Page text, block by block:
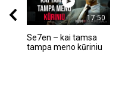
17:50
Se7en – kai tamsa
tampa meno kūriniu